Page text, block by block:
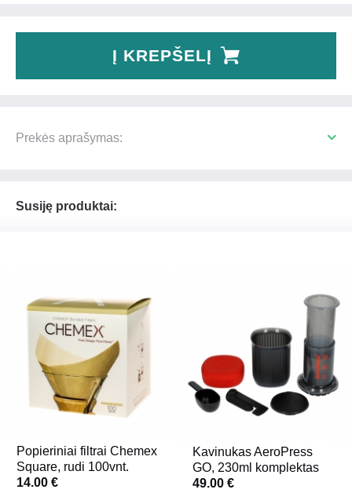
Į KREPŠELĮ
Prekės aprašymas:
Susiję produktai:
Popieriniai filtrai Chemex
Square, rudi 100vnt.
14.00 €
Kavinukas AeroPress
GO, 230ml komplektas
49.00 €